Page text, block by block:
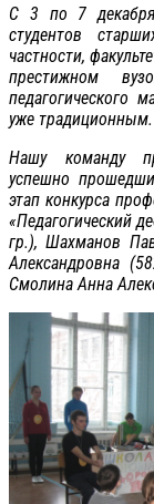
С 3 по 7 декабря
студентов
частности,
престижном
педагогического
уже традиционным.
Нашу команду
успешно
этап конкурса
«Педагогический
гр.), Шахманов
Александровна
Смолина Анна